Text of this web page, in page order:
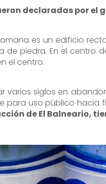
declaradas por el
es un edificio
de piedra. En el centro
el centro.
varios siglos en
para uso público hacia
de El Balneario,